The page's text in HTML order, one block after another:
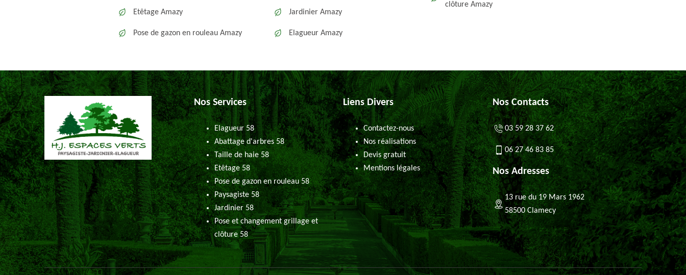
Etêtage Amazy
Pose de gazon en rouleau Amazy
Jardinier Amazy
Elagueur Amazy
clôture Amazy
Nos Services
Elagueur 58
Abattage d'arbres 58
Taille de haie 58
Etêtage 58
Pose de gazon en rouleau 58
Paysagiste 58
Jardinier 58
Pose et changement grillage et
clôture 58
Liens Divers
Contactez-nous
Nos réalisations
Devis gratuit
Mentions légales
Nos Contacts
03 59 28 37 62
06 27 46 83 85
Nos Adresses
13 rue du 19 Mars 1962
58500 Clamecy